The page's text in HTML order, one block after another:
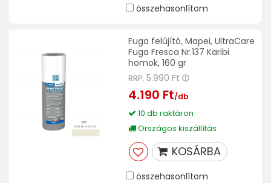
összehasonlítom
Fuga felújító, Mapei, UltraCare
Fuga Fresca Nr.137 Karibi
homok, 160 gr
RRP: 5.990 Ft
4.190 Ft/db
10 db raktáron
Országos kiszállítás
KOSÁRBA
összehasonlítom